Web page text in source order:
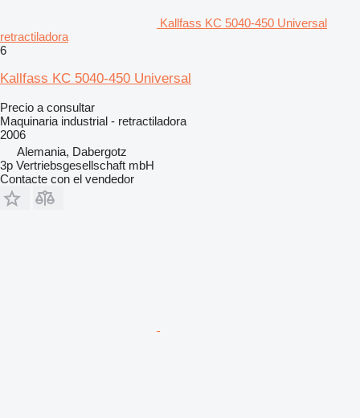
Kallfass KC 5040-450 Universal
retractiladora
6
Kallfass KC 5040-450 Universal
Precio a consultar
Maquinaria industrial - retractiladora
2006
Alemania, Dabergotz
3p Vertriebsgesellschaft mbH
Contacte con el vendedor